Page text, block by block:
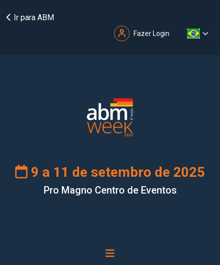
Ir para ABM
Fazer Login
9 a 11 de setembro de 2025
Pro Magno Centro de Eventos